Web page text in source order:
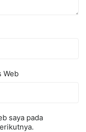
Web
saya pada